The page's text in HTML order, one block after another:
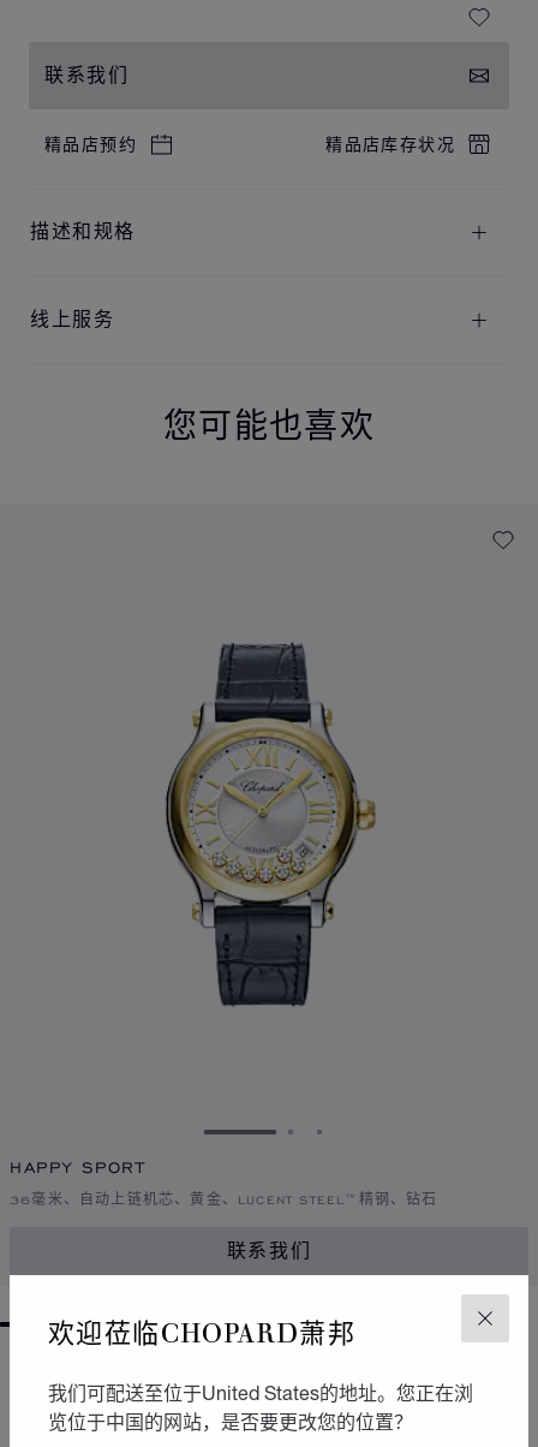
关闭
欢迎莅临CHOPARD萧邦
我们可配送至位于United States的地址。您正在浏
览位于中国的网站，是否要更改您的位置？
联系我们
精品店预约 精品店库存状况
描述和规格
线上服务
您可能也喜欢
转到幻灯片 1转到幻灯片 2
转到幻灯片 3
HAPPY SPORT
36毫米、自动上链机芯、黄金、LUCENT STEEL™精钢、钻石
联系我们
GO TO SLIDE 1
GO TO SLIDE 2
GO TO SLIDE 3
GO TO SLIDE 4
GO TO SLIDE 5
GO TO SLIDE 6
GO TO SLIDE 7
GO TO SLIDE 8
GO TO SLIDE 9
GO TO SLIDE 10
设计
标志性设计